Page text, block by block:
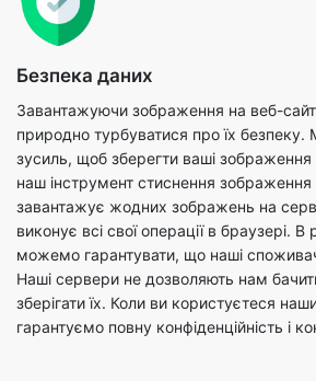
Завантажуючи зображення на веб-сайт
природно турбуватися про їх безпеку.
зусиль, щоб зберегти ваші зображення
завантажує жодних зображень на
виконує всі свої операції в браузері. В
можемо гарантувати, що наші
Наші сервери не дозволяють нам
зберігати їх. Коли ви користуєтеся
гарантуємо повну конфіденційність і